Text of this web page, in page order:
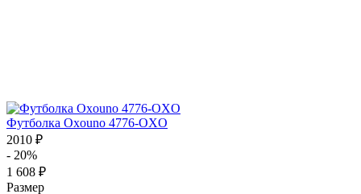
Футболка Oxouno 4776-OXO
2010 ₽
- 20%
1 608 ₽
Размер